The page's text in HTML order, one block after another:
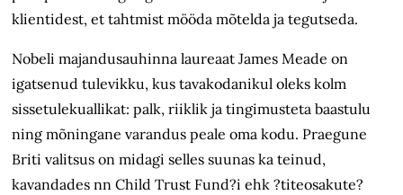
klientidest, et tahtmist mööda mõtelda ja tegutseda.
Nobeli majandusauhinna laureaat James Meade on
igatsenud tulevikku, kus tavakodanikul oleks kolm
sissetulekuallikat: palk, riiklik ja tingimusteta baastulu
ning mõningane varandus peale oma kodu. Praegune
Briti valitsus on midagi selles suunas ka teinud,
kavandades nn Child Trust Fund?i ehk ?titeosakute?